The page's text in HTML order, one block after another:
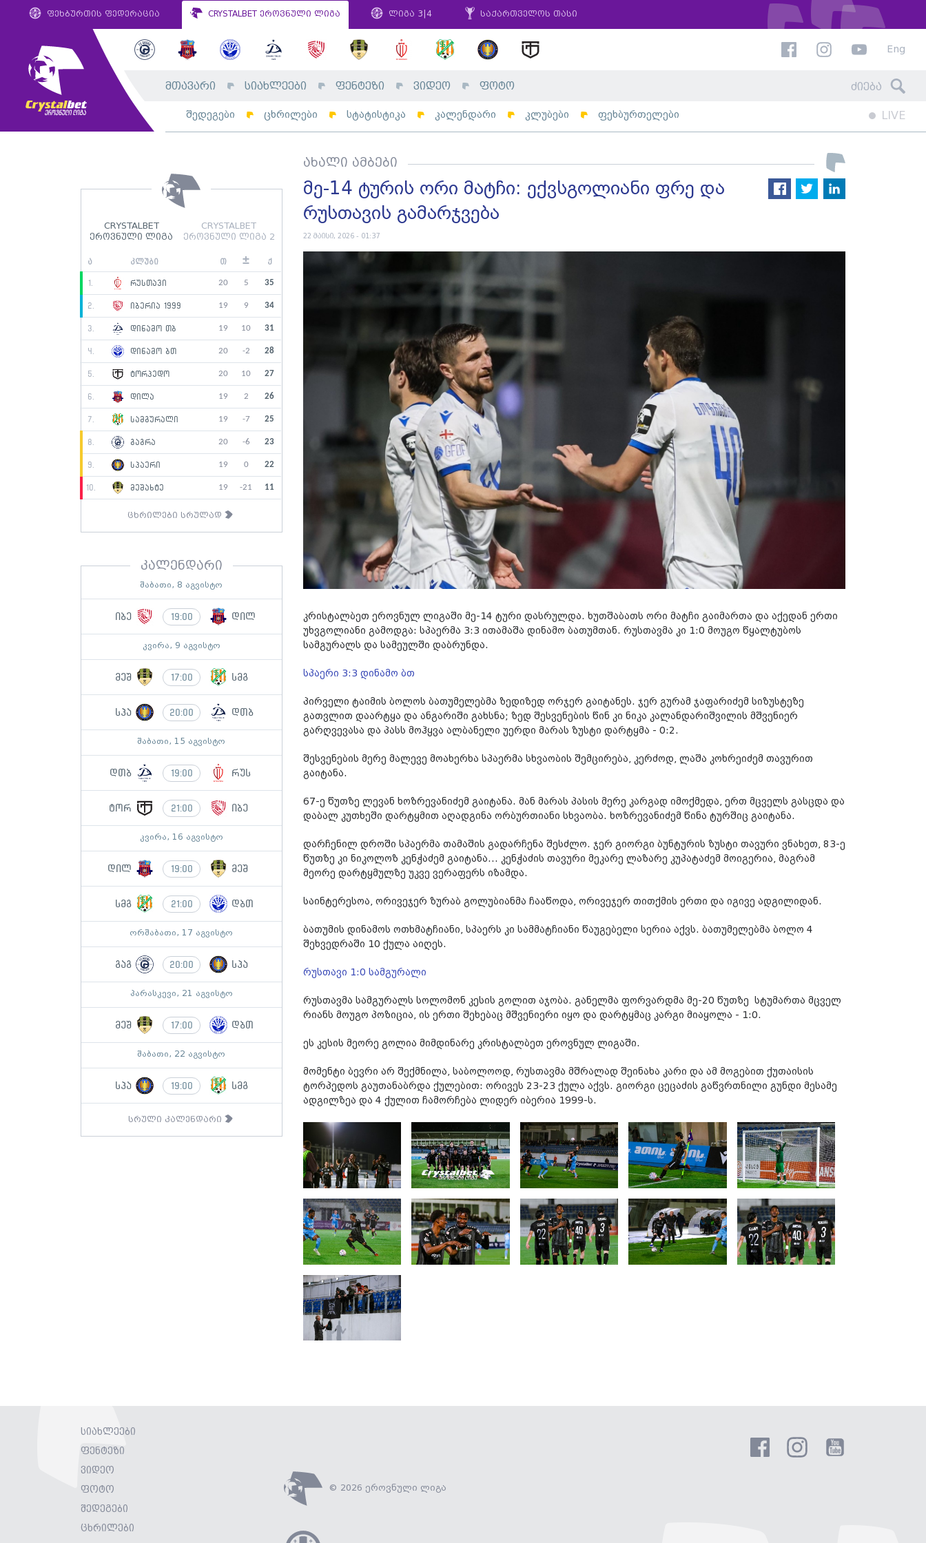
ფეხბურთის ფედერაცია CRYSTALBET ეროვნული ლიგა ლიგა 3|4 საქართველოს თასი
Eng
მთავარი სიახლეები ფენტეზი ვიდეო ფოტო
შედეგები ცხრილები სტატისტიკა კალენდარი კლუბები ფეხბურთელები LIVE
CRYSTALBET
ეროვნული ლიგა
CRYSTALBET
ეროვნული ლიგა 2
ა კლუბი თ ± ქ
1. რუსთავი 20 5 35
2. იბერია 1999 19 9 34
3. დინამო თბ 19 10 31
4. დინამო ბთ 20 -2 28
5. ტორპედო 20 10 27
6. დილა 19 2 26
7. სამგურალი 19 -7 25
8. გაგრა 20 -6 23
9. სპაერი 19 0 22
10. მეშახტე 19 -21 11
ცხრილები სრულად
კალენდარი
შაბათი, 8 აგვისტო
იბე 19:00 დილ
კვირა, 9 აგვისტო
მეშ 17:00 სმგ
სპა 20:00 დთბ
შაბათი, 15 აგვისტო
დთბ 19:00 რუს
ტორ 21:00 იბე
კვირა, 16 აგვისტო
დილ 19:00 მეშ
სმგ 21:00 დბთ
ორშაბათი, 17 აგვისტო
გაგ 20:00 სპა
პარასკევი, 21 აგვისტო
მეშ 17:00 დბთ
შაბათი, 22 აგვისტო
სპა 19:00 სმგ
სრული კალენდარი
ახალი ამბები
მე-14 ტურის ორი მატჩი: ექვსგოლიანი ფრე და
რუსთავის გამარჯვება
22 მაისი, 2026 - 01:37
კრისტალბეთ ეროვნულ ლიგაში მე-14 ტური დასრულდა. ხუთშაბათს ორი მატჩი გაიმართა და აქედან ერთი
უხვგოლიანი გამოდგა: სპაერმა 3:3 ითამაშა დინამო ბათუმთან. რუსთავმა კი 1:0 მოუგო წყალტუბოს
სამგურალს და სამეულში დაბრუნდა.
სპაერი 3:3 დინამო ბთ
პირველი ტაიმის ბოლოს ბათუმელებმა ზედიზედ ორჯერ გაიტანეს. ჯერ გურამ ჯაფარიძემ სიზუსტეზე
გათვლით დაარტყა და ანგარიში გახსნა; ზედ შესვენების წინ კი ნიკა კალანდარიშვილის მშვენიერ
გარღვევასა და პასს მოჰყვა ალბანელი უერდი მარას ზუსტი დარტყმა - 0:2.
შესვენების მერე მალევე მოახერხა სპაერმა სხვაობის შემცირება, კერძოდ, ლაშა კოხრეიძემ თავურით
გაიტანა.
67-ე წუთზე ლევან ხოზრევანიძემ გაიტანა. მან მარას პასის მერე კარგად იმოქმედა, ერთ მცველს გასცდა და
დაბალ კუთხეში დარტყმით აღადგინა ორბურთიანი სხვაობა. ხოზრევანიძემ წინა ტურშიც გაიტანა.
დარჩენილ დროში სპაერმა თამაშის გადარჩენა შესძლო. ჯერ გიორგი ბუნტურის ზუსტი თავური ვნახეთ, 83-ე
წუთზე კი ნიკოლოზ კენჭაძემ გაიტანა... კენჭაძის თავური მეკარე ლაზარე კუპატაძემ მოიგერია, მაგრამ
მეორე დარტყმულზე უკვე ვერაფერს იზამდა.
საინტერესოა, ორივეჯერ ზურაბ გოლუბიანმა ჩააწოდა, ორივეჯერ თითქმის ერთი და იგივე ადგილიდან.
ბათუმის დინამოს ოთხმატჩიანი, სპაერს კი სამმატჩიანი წაუგებელი სერია აქვს. ბათუმელებმა ბოლო 4
შეხვედრაში 10 ქულა აიღეს.
რუსთავი 1:0 სამგურალი
რუსთავმა სამგურალს სოლომონ კესის გოლით აჯობა. განელმა ფორვარდმა მე-20 წუთზე სტუმართა მცველ
რიანს მოუგო პოზიცია, ის ერთი შეხებაც მშვენიერი იყო და დარტყმაც კარგი მიაყოლა - 1:0.
ეს კესის მეორე გოლია მიმდინარე კრისტალბეთ ეროვნულ ლიგაში.
მომენტი ბევრი არ შექმნილა, საბოლოოდ, რუსთავმა მშრალად შეინახა კარი და ამ მოგებით ქუთაისის
ტორპედოს გაუთანაბრდა ქულებით: ორივეს 23-23 ქულა აქვს. გიორგი ცეცაძის გაწვრთნილი გუნდი მესამე
ადგილზეა და 4 ქულით ჩამორჩება ლიდერ იბერია 1999-ს.
სიახლეები
ფენტეზი
ვიდეო
ფოტო
შედეგები
ცხრილები
© 2026 ეროვნული ლიგა